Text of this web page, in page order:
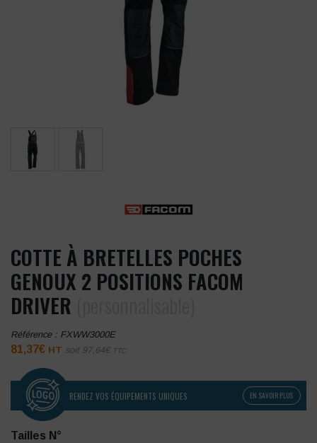
COTTE À BRETELLES POCHES
GENOUX 2 POSITIONS FACOM
DRIVER
Référence : FXWW3000E
81,37€ HT soit 97,64€ TTC
RENDEZ VOS ÉQUIPEMENTS UNIQUES EN SAVOIR PLUS
Tailles N°